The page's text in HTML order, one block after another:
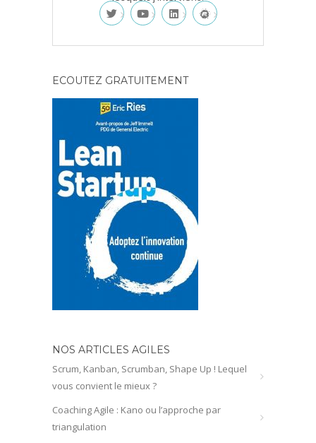
ECOUTEZ GRATUITEMENT
NOS ARTICLES AGILES
Scrum, Kanban, Scrumban, Shape Up ! Lequel
vous convient le mieux ?
Coaching Agile : Kano ou l’approche par
triangulation